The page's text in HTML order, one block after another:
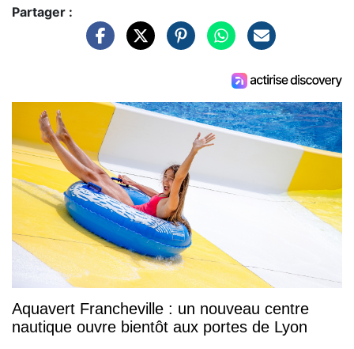
Partager :
Aquavert Francheville : un nouveau centre
nautique ouvre bientôt aux portes de Lyon